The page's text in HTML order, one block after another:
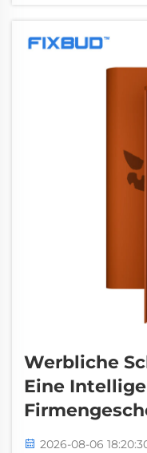
Werbliche
Eine
2026-08-06